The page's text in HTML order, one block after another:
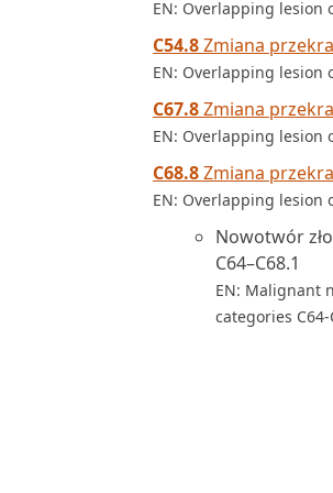
EN: Overlapping lesion
C54.8Zmiana
EN: Overlapping lesion
C67.8Zmiana
EN: Overlapping lesion
C68.8Zmiana
EN: Overlapping lesion
Nowotwór
C64–C68.1
EN: Malignant
categories C64-